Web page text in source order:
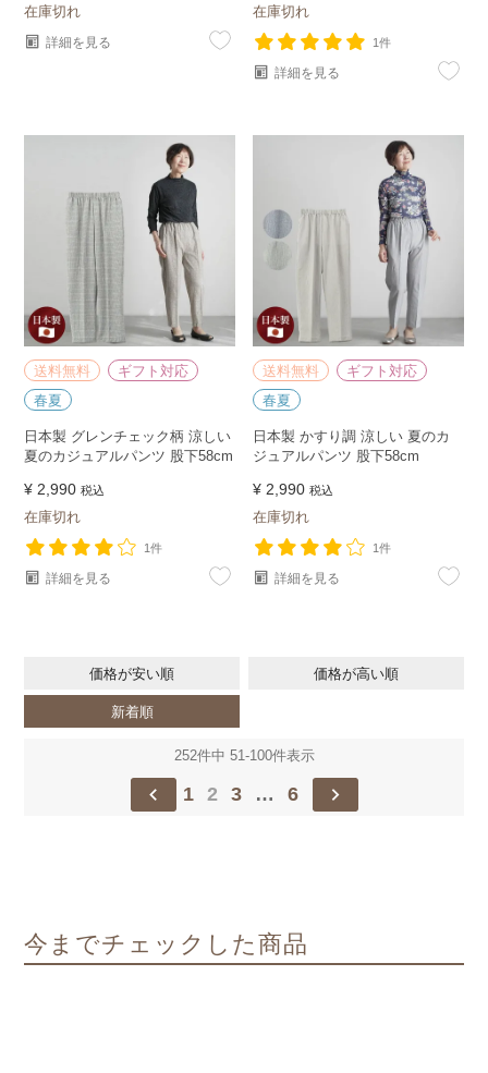
在庫切れ
詳細を見る
在庫切れ
1件
詳細を見る
送料無料
ギフト対応
春夏
日本製 グレンチェック柄 涼しい
夏のカジュアルパンツ 股下58cm
¥ 2,990 税込
在庫切れ
1件
詳細を見る
送料無料
ギフト対応
春夏
日本製 かすり調 涼しい 夏のカ
ジュアルパンツ 股下58cm
¥ 2,990 税込
在庫切れ
1件
詳細を見る
価格が安い順 価格が高い順
新着順
252件中 51-100件表示
1 2 3 … 6
今までチェックした商品